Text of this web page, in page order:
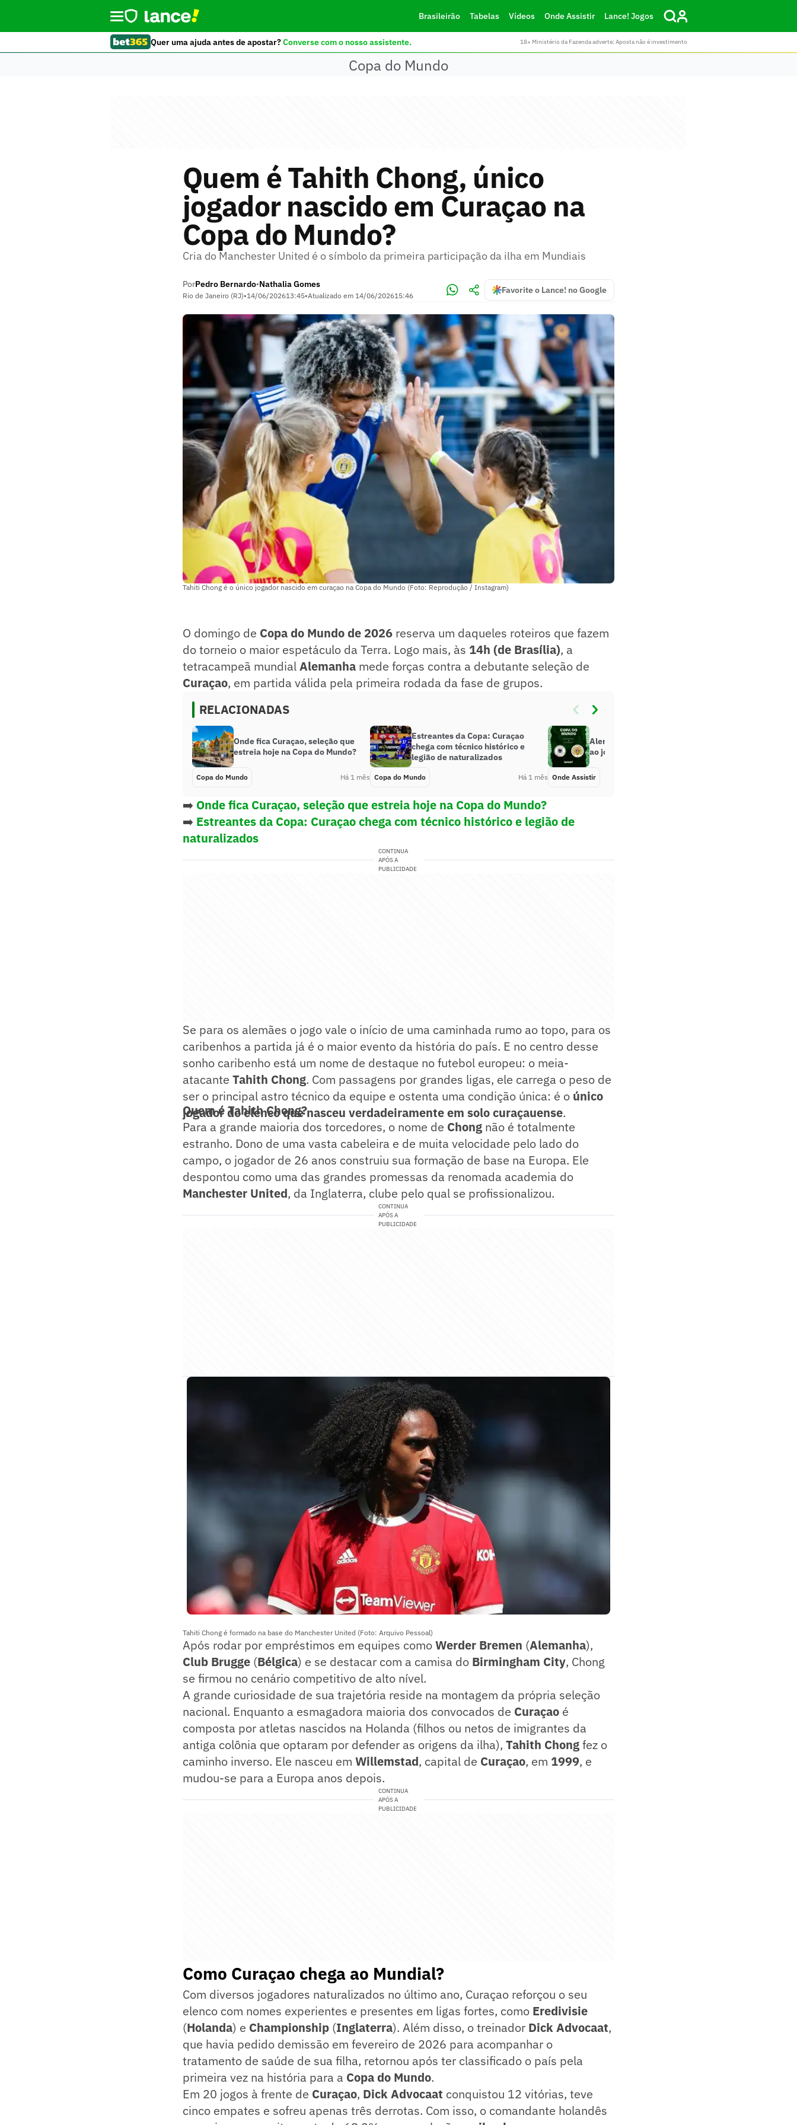
Brasileirão Tabelas Vídeos Onde Assistir Lance! Jogos
Quer uma ajuda antes de apostar?Converse com o nosso assistente. 18+ Ministério da Fazenda adverte: Aposta não é investimento
Copa do Mundo
Quem é Tahith Chong, único
jogador nascido em Curaçao na
Copa do Mundo?
Cria do Manchester United é o símbolo da primeira participação da ilha em Mundiais
PorPedro Bernardo•Nathalia Gomes
Rio de Janeiro (RJ)•14/06/202613:45•Atualizado em 14/06/202615:46
Favorite o Lance! no Google
Tahiti Chong é o único jogador nascido em curaçao na Copa do Mundo (Foto: Reprodução / Instagram)
O domingo de Copa do Mundo de 2026 reserva um daqueles roteiros que fazem
do torneio o maior espetáculo da Terra. Logo mais, às 14h (de Brasília), a
tetracampeã mundialAlemanha mede forças contra a debutante seleção de
Curaçao, em partida válida pela primeira rodada da fase de grupos.
RELACIONADAS
Onde fica Curaçao, seleção que
estreia hoje na Copa do Mundo?
Copa do Mundo Há 1 mês
Estreantes da Copa: Curaçao
chega com técnico histórico e
legião de naturalizados
Copa do Mundo Há 1 mês
Alemanha x Curaçao: onde assistir
ao jogo da Copa do Mundo
Onde Assistir
➡️ Onde fica Curaçao, seleção que estreia hoje na Copa do Mundo?
➡️ Estreantes da Copa: Curaçao chega com técnico histórico e legião de
naturalizados
CONTINUA
APÓS A
PUBLICIDADE
Se para os alemães o jogo vale o início de uma caminhada rumo ao topo, para os
caribenhos a partida já é o maior evento da história do país. E no centro desse
sonho caribenho está um nome de destaque no futebol europeu: o meia-
atacante Tahith Chong. Com passagens por grandes ligas, ele carrega o peso de
ser o principal astro técnico da equipe e ostenta uma condição única: é o único
jogador do elenco que nasceu verdadeiramente em solo curaçauense.
Quem é Tahith Chong?
Para a grande maioria dos torcedores, o nome de Chong não é totalmente
estranho. Dono de uma vasta cabeleira e de muita velocidade pelo lado do
campo, o jogador de 26 anos construiu sua formação de base na Europa. Ele
despontou como uma das grandes promessas da renomada academia do
Manchester United, da Inglaterra, clube pelo qual se profissionalizou.
CONTINUA
APÓS A
PUBLICIDADE
Tahiti Chong é formado na base do Manchester United (Foto: Arquivo Pessoal)
Após rodar por empréstimos em equipes comoWerder Bremen (Alemanha),
Club Brugge (Bélgica) e se destacar com a camisa do Birmingham City, Chong
se firmou no cenário competitivo de alto nível.
A grande curiosidade de sua trajetória reside na montagem da própria seleção
nacional. Enquanto a esmagadora maioria dos convocados de Curaçao é
composta por atletas nascidos na Holanda (filhos ou netos de imigrantes da
antiga colônia que optaram por defender as origens da ilha), Tahith Chongfez o
caminho inverso. Ele nasceu em Willemstad, capital de Curaçao, em 1999, e
mudou-se para a Europa anos depois.
CONTINUA
APÓS A
PUBLICIDADE
Como Curaçao chega ao Mundial?
Com diversos jogadores naturalizados no último ano, Curaçao reforçou o seu
elenco com nomes experientes e presentes em ligas fortes, como Eredivisie
(Holanda) e Championship (Inglaterra). Além disso, o treinador Dick Advocaat,
que havia pedido demissão em fevereiro de 2026 para acompanhar o
tratamento de saúde de sua filha, retornou após ter classificado o país pela
primeira vez na história para a Copa do Mundo.
Em 20 jogos à frente de Curaçao, Dick Advocaat conquistou 12 vitórias, teve
cinco empates e sofreu apenas três derrotas. Com isso, o comandante holandês